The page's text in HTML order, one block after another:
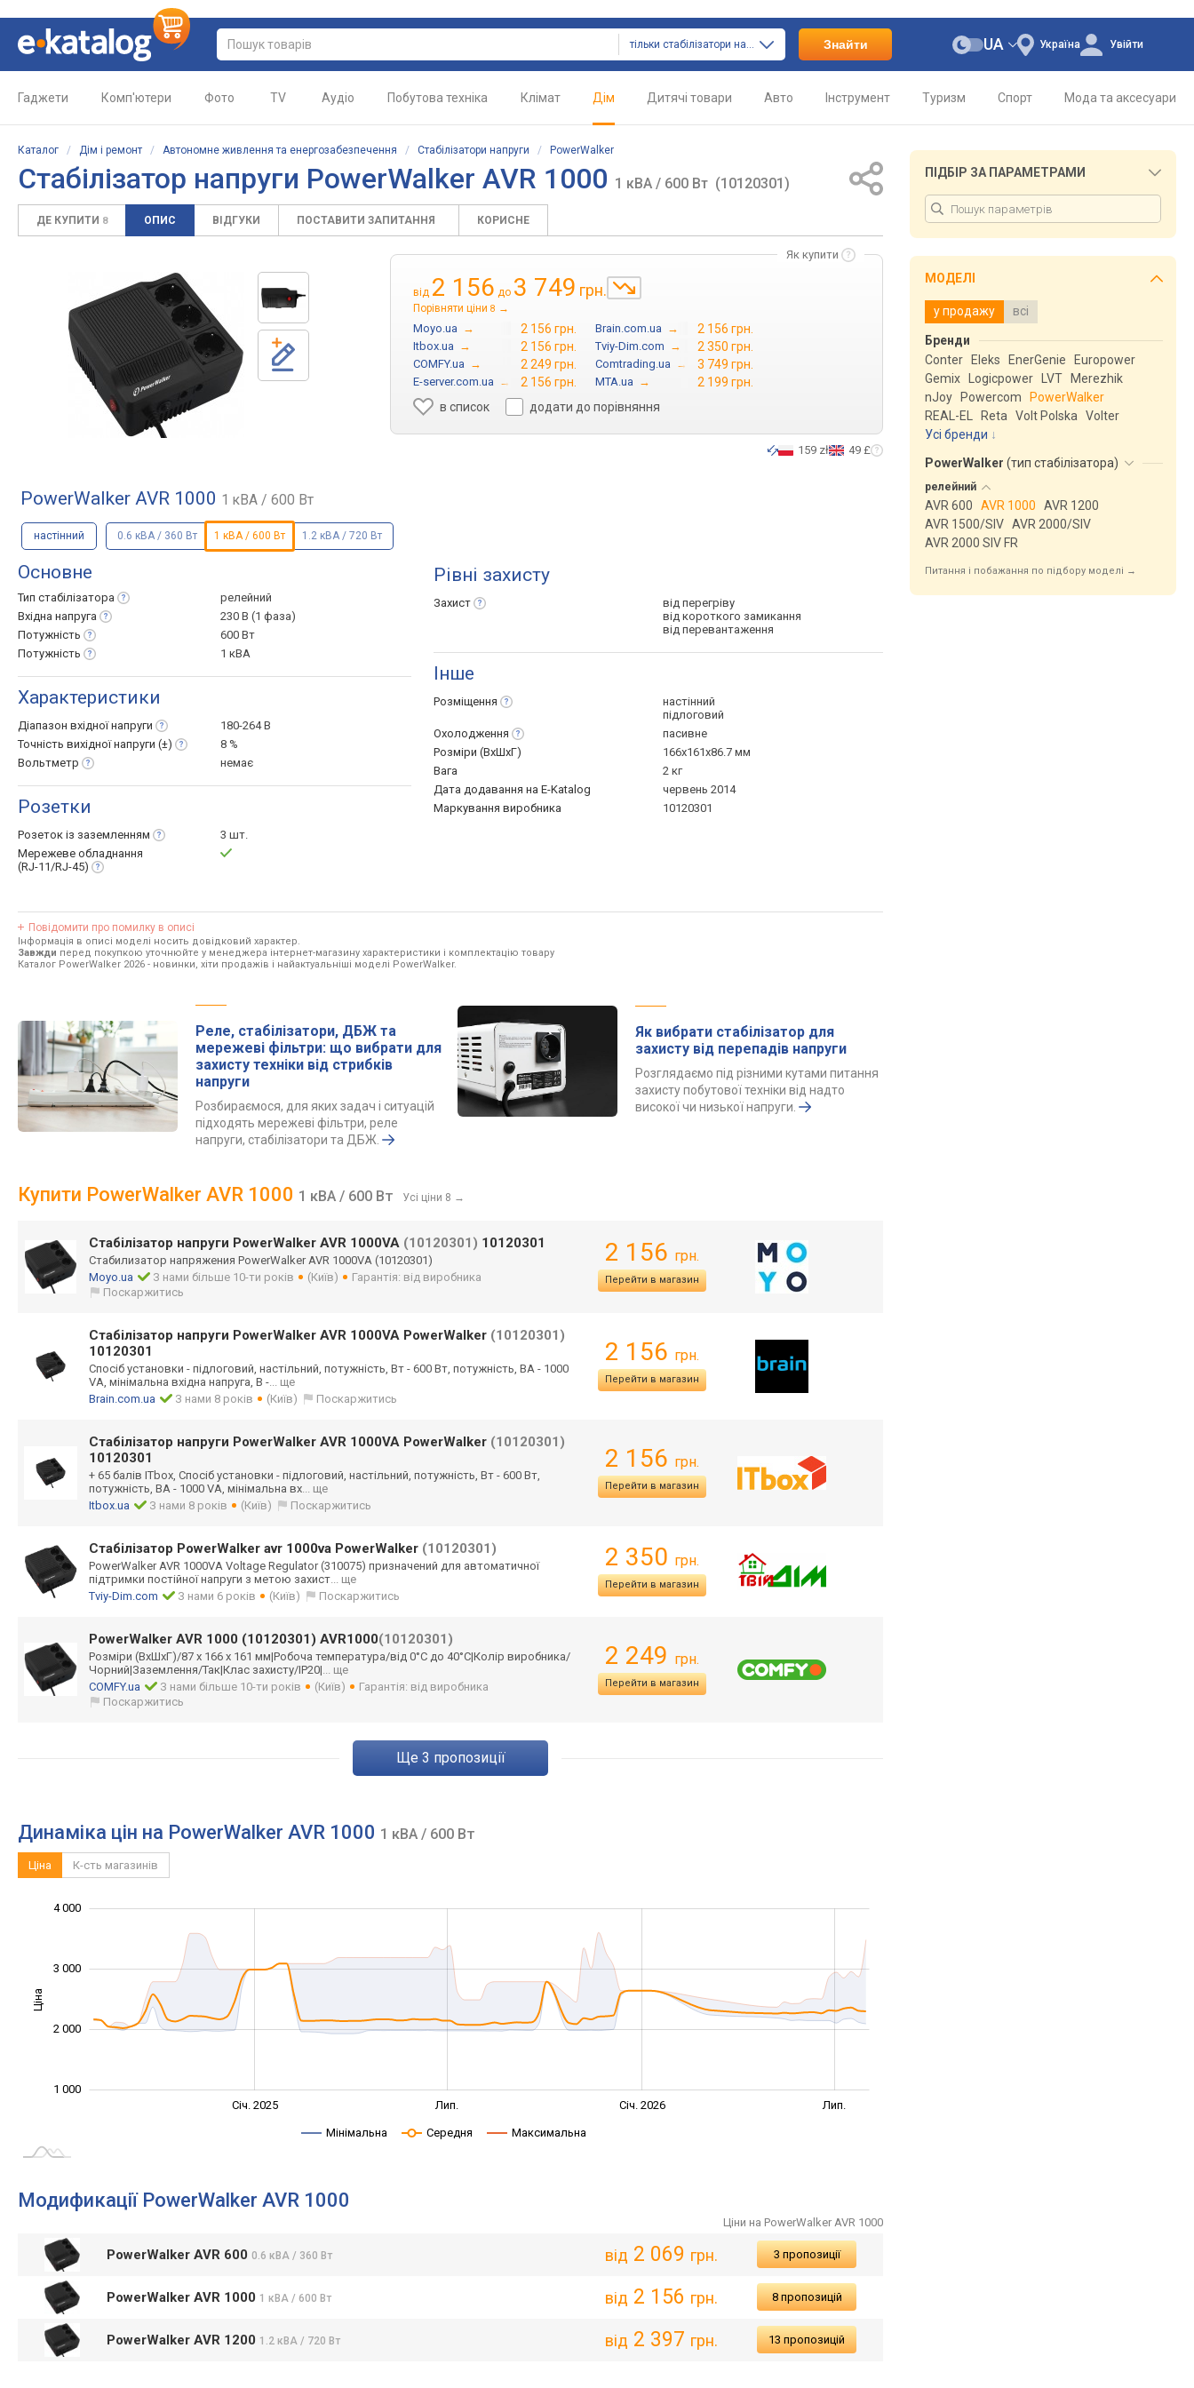
тільки стабілізатори напруги Знайти Україна
UA Увійти
Гаджети Комп'ютери Фото TV Аудіо Побутова техніка Клімат Дім Дитячі товари Авто Інструмент Туризм Спорт Мода та аксесуари
Каталог / Дім і ремонт / Автономне живлення та енергозабезпечення / Стабілізатори напруги / PowerWalker
Стабілізатор напруги PowerWalker AVR 1000 1 кВА / 600 Вт (10120301)
ДЕ КУПИТИ 8 ОПИС ВІДГУКИ ПОСТАВИТИ ЗАПИТАННЯ КОРИСНЕ
Як купити
від 2 156 до 3 749 грн.
Порівняти ціни 8 →
Moyo.ua → 2 156 грн. Brain.com.ua → 2 156 грн.
Itbox.ua → 2 156 грн. Tviy-Dim.com → 2 350 грн.
COMFY.ua → 2 249 грн. Comtrading.ua → 3 749 грн.
E-server.com.ua → 2 156 грн. MTA.ua →
2 199 грн.
в список
додати до порівняння
159 zł 49 £
PowerWalker AVR 1000 1 кВА / 600 Вт
настінний 0.6 кВА / 360 Вт 1 кВА / 600 Вт 1.2 кВА / 720 Вт
Основне
Тип стабілізатора
релейний
Вхідна напруга
230 B (1 фаза)
Потужність
600 Вт
Потужність
1 кВА
Характеристики
Діапазон вхідноїнапруги
180-264 В
Точність вихідної напруги (±)
8 %
Вольтметр
немає
Розетки
Розеток із заземленням
3 шт.
Мережеве обладнання
(RJ-11/RJ-45)
Рівні захисту
Захист
від перегріву
від короткого замикання
від перевантаження
Інше
Розміщення
настінний
підлоговий
Охолодження
пасивне
Розміри (ВхШхГ)
166x161x86.7 мм
Вага
2 кг
Дата додавання на E-Katalog
червень 2014
Маркування виробника
10120301
Повідомити про помилку в описі
Інформація в описі моделі носить довідковий характер.
Завжди перед покупкою уточнюйте у менеджера інтернет-магазину характеристики і комплектацію товару
Каталог PowerWalker 2026 - новинки, хіти продажів і найактуальніші моделі PowerWalker.
Реле, стабілізатори, ДБЖ та
мережеві фільтри: що вибрати для
захисту техніки від стрибків
напруги
Розбираємося, для яких задач і ситуацій
підходять мережеві фільтри, реле
напруги, стабілізатори та ДБЖ.
Як вибрати стабілізатор для
захисту від перепадів напруги
Розглядаємо під різними кутами питання
захисту побутової техніки від надто
високої чи низької напруги.
Купити PowerWalker AVR 1000 1 кВА / 600 Вт Усі ціни 8 →
Стабілізатор напруги PowerWalker AVR 1000VA (10120301) 10120301
Стабилизатор напряжения PowerWalker AVR 1000VA (10120301)
Moyo.ua
З нами більше 10-ти років (Київ)
Гарантія: від виробника
Поскаржитись
2 156 грн.
Перейти в магазин
Стабілізатор напруги PowerWalker AVR 1000VA PowerWalker (10120301)
10120301
Спосіб установки - підлоговий, настільний, потужність, Вт - 600 Вт, потужність, ВА - 1000
VA, мінімальна вхідна напруга, В -... ще
Brain.com.ua
З нами 8 років (Київ) Поскаржитись
2 156 грн.
Перейти в магазин
Стабілізатор напруги PowerWalker AVR 1000VA PowerWalker (10120301)
10120301
+ 65 балів ITbox, Спосіб установки - підлоговий, настільний, потужність, Вт - 600 Вт,
потужність, ВА - 1000 VA, мінімальна вх... ще
Itbox.ua
З нами 8 років (Київ) Поскаржитись
2 156 грн.
Перейти в магазин
Стабілізатор PowerWalker avr 1000va PowerWalker (10120301)
PowerWalker AVR 1000VA Voltage Regulator (310075) призначений для автоматичної
підтримки постійної напруги з метою захист... ще
Tviy-Dim.com
З нами 6 років (Київ) Поскаржитись
2 350 грн.
Перейти в магазин
PowerWalker AVR 1000 (10120301) AVR1000(10120301)
Розміри (ВхШхГ)/87 х 166 х 161 мм|Робоча температура/від 0°C до 40°C|Колір виробника/
Чорний|Заземлення/Так|Клас захисту/IP20|... ще
COMFY.ua
З нами більше 10-ти років (Київ)
Гарантія: від виробника
Поскаржитись
2 249 грн.
Перейти в магазин
ще 3 пропозиції
Динаміка цін на PowerWalker AVR 1000 1 кВА / 600 Вт
Ціна К-сть магазинів
Ціна
1 000
2 000
3 000
4 000
Січ. 2025 Лип. Січ. 2026 Лип.
Мінімальна Середня Максимальна
Модификації PowerWalker AVR 1000
Ціни на PowerWalker AVR 1000
PowerWalker AVR 600 0.6 кВА / 360 Вт від 2 069 грн. 3 пропозиції
PowerWalker AVR 1000 1 кВА / 600 Вт від 2 156 грн. 8 пропозицій
PowerWalker AVR 1200 1.2 кВА / 720 Вт від 2 397 грн. 13 пропозицій
ПІДБІР ЗА ПАРАМЕТРАМИ
МОДЕЛІ
у продажу всі
Бренди
Conter
Eleks EnerGenie
Europower
Gemix
Logicpower LVT
Merezhik
nJoy
Powercom
PowerWalker
REAL-EL
Reta Volt Polska
Volter
Усі бренди
PowerWalker (тип стабілізатора)
релейний
AVR 600 AVR 1000
AVR 1200
AVR 1500/SIV AVR 2000/SIV
AVR 2000 SIV FR
Питання і побажання по підбору моделі →